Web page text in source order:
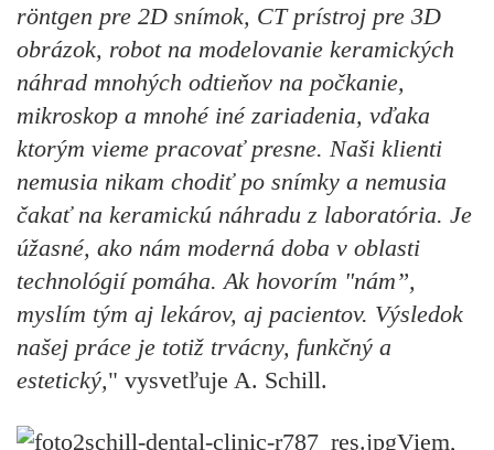
röntgen pre 2D snímok, CT prístroj pre 3D
obrázok, robot na modelovanie keramických
náhrad mnohých odtieňov na počkanie,
mikroskop a mnohé iné zariadenia, vďaka
ktorým vieme pracovať presne. Naši klienti
nemusia nikam chodiť po snímky a nemusia
čakať na keramickú náhradu z laboratória. Je
úžasné, ako nám moderná doba v oblasti
technológií pomáha. Ak hovorím "nám”,
myslím tým aj lekárov, aj pacientov. Výsledok
našej práce je totiž trvácny, funkčný a
estetický," vysvetľuje A. Schill.
Viem,